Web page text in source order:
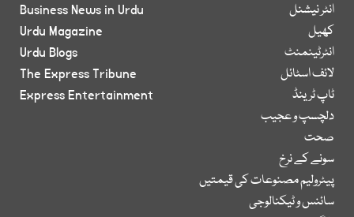
انٹر نیشنل
کھیل
انٹرٹینمنٹ
لائف اسٹائل
ٹاپ ٹرینڈ
دلچسپ و عجیب
صحت
سونے کے نرخ
پیٹرولیم مصنوعات کی قیمتیں
سائنس و ٹیکنالوجی
Business News in Urdu
Urdu Magazine
Urdu Blogs
The Express Tribune
Express Entertainment